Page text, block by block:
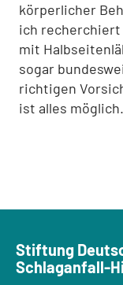
körperlicher
ich recherchiert
mit
sogar
richtigen
ist alles
Stiftung
Schlaganfall-